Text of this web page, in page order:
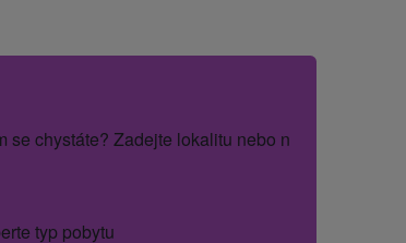
se chystáte? Zadejte lokalitu nebo název hotelu.
typ pobytu